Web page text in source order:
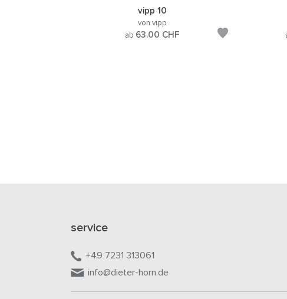
vipp 10
von vipp
ab 63.00 CHF
service
+49 7231 313061
info@dieter-horn.de